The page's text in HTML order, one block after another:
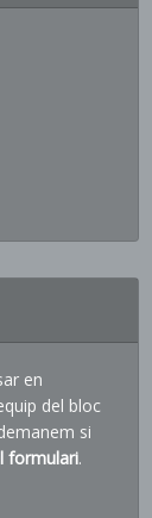
en
del bloc
si
formulari.